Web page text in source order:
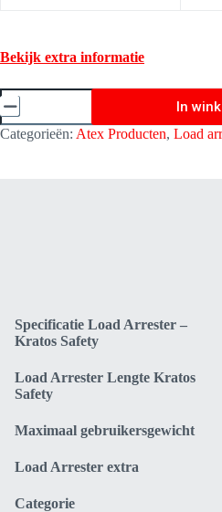
Bekijk extra informatie
Load
Arrester
(Last
beveiliging)
In
Categorieën: Atex Producten, Load
Specificatie Load Arrester –
Kratos Safety
Load Arrester Lengte Kratos
Safety
Maximaal gebruikersgewicht
Load Arrester extra
Categorie